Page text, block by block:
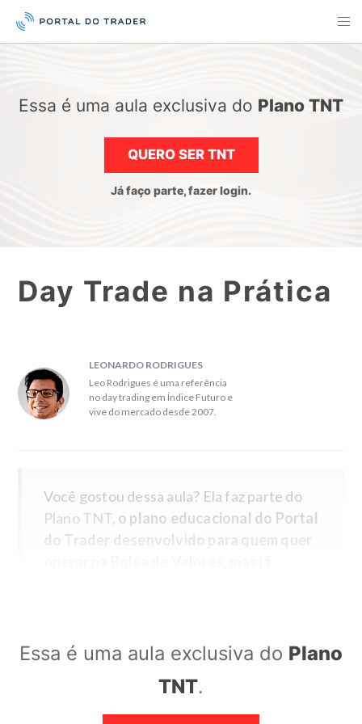
Essa é uma aula exclusiva do Plano TNT
QUERO SER TNT
Já faço parte, fazer login.
Day Trade na Prática
LEONARDO RODRIGUES
Leo Rodrigues é uma referência
no day trading em Índice Futuro e
vive do mercado desde 2007.
Você gostou dessa aula? Ela faz parte do
Plano TNT, o plano educacional do Portal
do Trader desenvolvido para quem quer
Se já ficou claro para você que o único
caminho viável para resultados
Essa é uma aula exclusiva do Plano
TNT.